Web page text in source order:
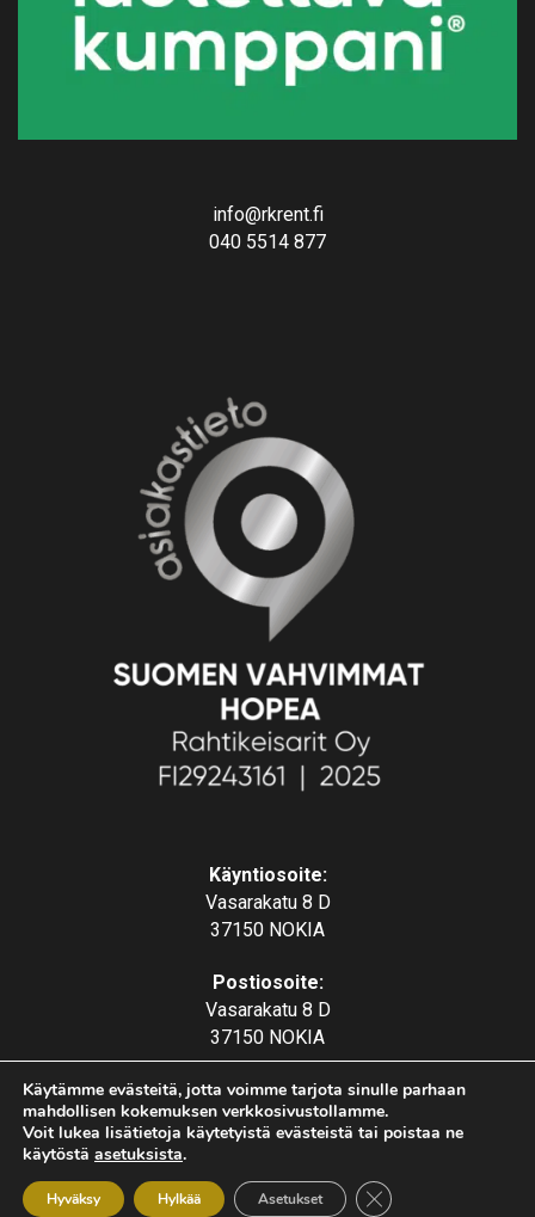
info@rkrent.fi
040 5514 877
Käyntiosoite:
Vasarakatu 8 D
37150 NOKIA
Postiosoite:
Vasarakatu 8 D
37150 NOKIA
Rekisteriseloste
Käytämme evästeitä, jotta voimme tarjota sinulle parhaan
mahdollisen kokemuksen verkkosivustollamme.
Voit lukea lisätietoja käytetyistä evästeistä tai poistaa ne
käytöstä asetuksista.
Hyväksy Hylkää Asetukset Sulje evästebanneri